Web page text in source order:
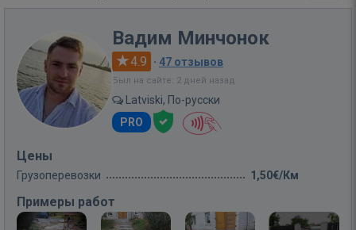
Вадим Минчонок
4.9 · 47 отзывов
Был на сайте: 2 дней назад
Latviski, По-русски
PRO
Цены
Грузоперевозки 1,50€/Км
Примеры работ